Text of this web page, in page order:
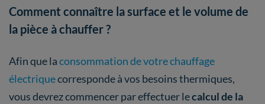
Comment connaître la surface et le volume de
la pièce à chauffer ?
Afin que laconsommation de votre chauffage
électriquecorresponde à vos besoins thermiques,
vous devrez commencer par effectuer lecalcul de la